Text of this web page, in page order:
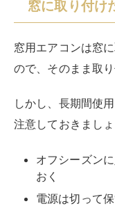
窓に取り付け
窓用エアコンは窓
ので、そのまま取
しかし、長期間使
注意しておきましょ
オフシーズン
おく
電源は切って